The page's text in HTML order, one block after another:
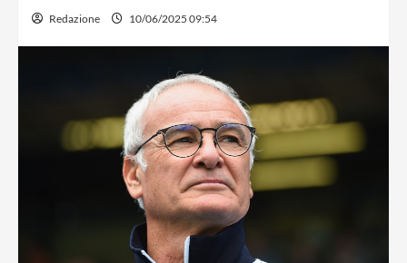
Redazione 10/06/2025 09:54